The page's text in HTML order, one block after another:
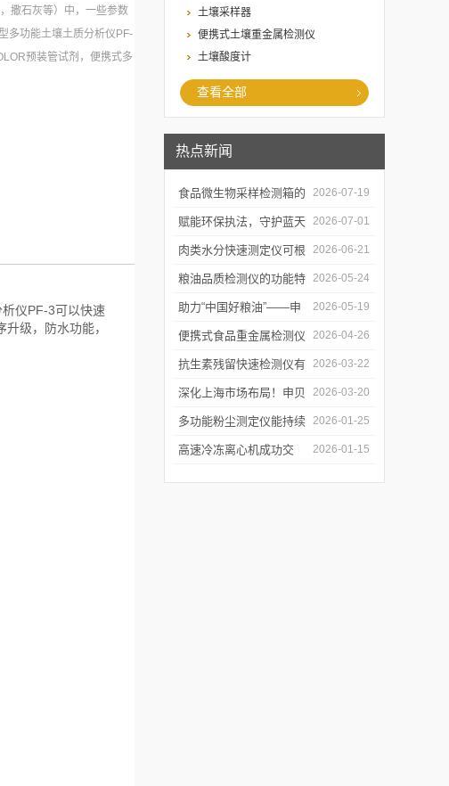
土壤采样器
便携式土壤重金属检测仪
土壤酸度计
查看全部
热点新闻
食品微生物采样检测箱的
结构功能及具体使用流程
介绍
2026-07-19
赋能环保执法，守护蓝天
白云——粉尘测定仪成功
交付某市生态环境执法支
队
2026-07-01
肉类水分快速测定仪可根
据不同肉品的特性切换对
应检测模式
2026-06-21
粮油品质检测仪的功能特
点及优势体现
2026-05-24
助力“中国好粮油”——申
贝科学仪器粮油检测仪器
整装发往粮油站
2026-05-19
便携式食品重金属检测仪
有哪些特点值得选择？
2026-04-26
抗生素残留快速检测仪有
哪些优势值得选择？
2026-03-22
深化上海市场布局！申贝
科学仪器水质在线监测仪
成功签约沪上客户
2026-03-20
多功能粉尘测定仪能持续
监测粉尘浓度，实时显示
2026-01-25
高速冷冻离心机成功交 2026-01-15
撒石灰等）中，一些参数
多功能土壤土质分析仪PF-
预装管试剂，便携式多
分析检测。
仪PF-3可以快速
级，防水功能，